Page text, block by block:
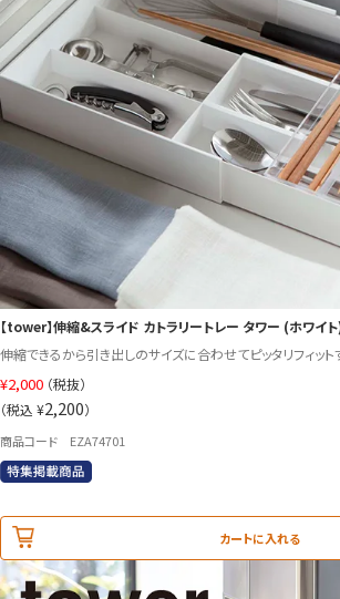
【tower】伸縮&スライド カトラリートレー タワー (ホワイ
伸縮できるから引き出しのサイズに合わせてピッタリフィット
¥2,000 （税抜）
（税込 ¥2,200）
商品コード EZA74701
カートに入れる